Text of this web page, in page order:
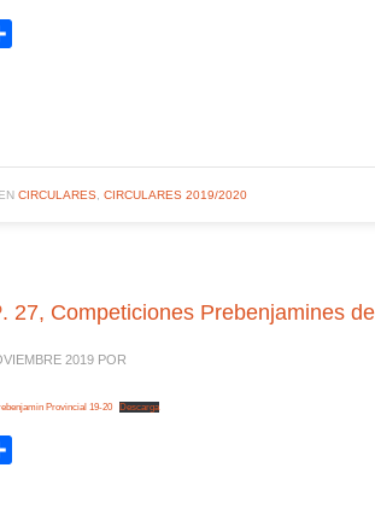
CIRCULARES, CIRCULARES 2019/2020
27, Competiciones Prebenjamines
2019 POR
Provincial 19-20 Descarga